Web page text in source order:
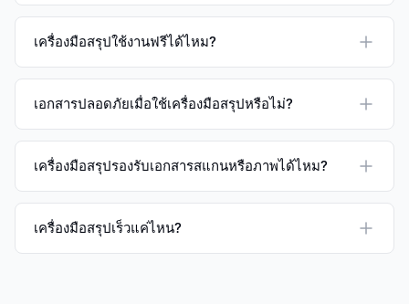
เครื่องมือสรุปใช้งานฟรีได้ไหม?
เอกสารปลอดภัยเมื่อใช้เครื่องมือสรุปหรือไม่?
เครื่องมือสรุปรองรับเอกสารสแกนหรือภาพได้ไหม?
เครื่องมือสรุปเร็วแค่ไหน?